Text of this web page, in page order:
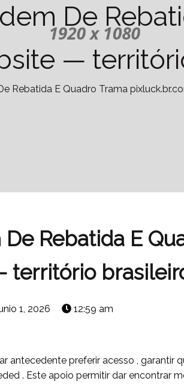
De
—
Rebatida E Quadro Trama
Rebatida E
território
1, 2026 12:59 am
antecedente preferir acesso , garantir
. Este apoio permitir dar encontrar